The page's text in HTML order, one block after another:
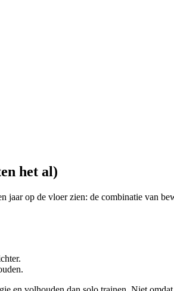
het al)
op de vloer zien: de combinatie van